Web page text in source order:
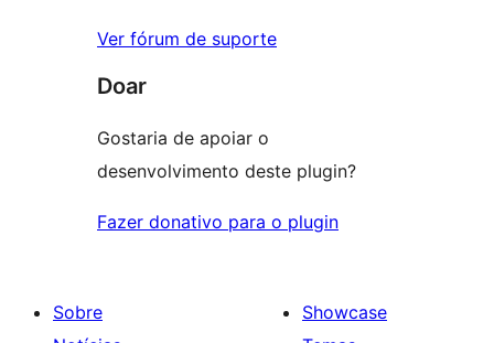
Ver fórum de suporte
Doar
Gostaria de apoiar o
desenvolvimento deste plugin?
Fazer donativo para o plugin
Sobre
Showcase